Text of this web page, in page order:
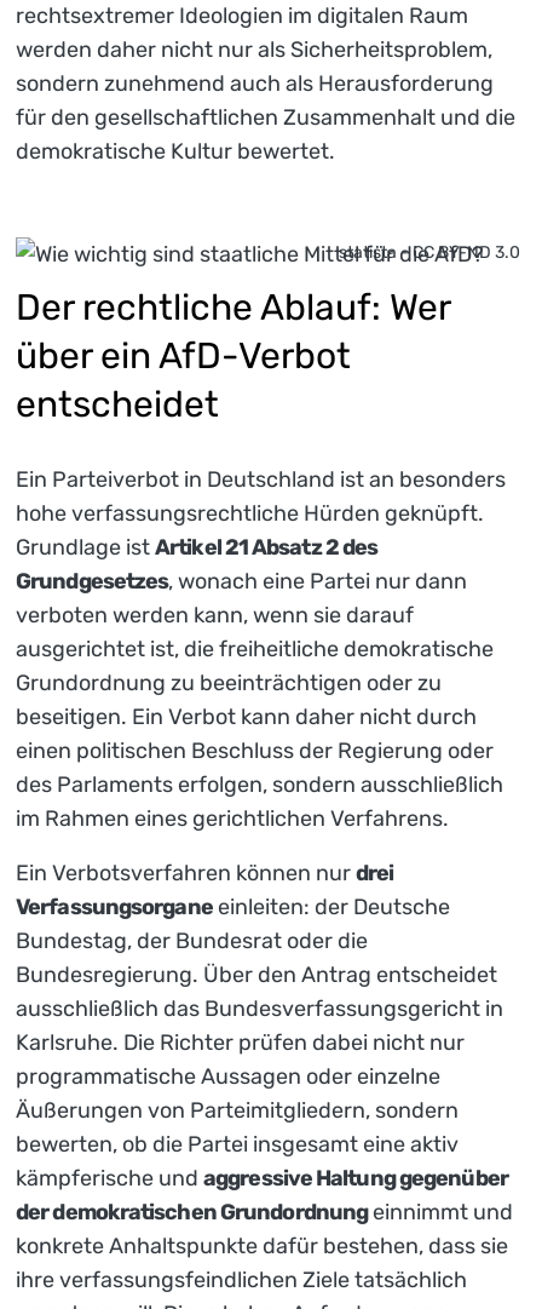
rechtsextremer Ideologien im digitalen Raum
werden daher nicht nur als Sicherheitsproblem,
sondern zunehmend auch als Herausforderung
für den gesellschaftlichen Zusammenhalt und die
demokratische Kultur bewertet.
statista - CC BY-ND 3.0
Der rechtliche Ablauf: Wer
über ein AfD-Verbot
entscheidet
Ein Parteiverbot in Deutschland ist an besonders
hohe verfassungsrechtliche Hürden geknüpft.
Grundlage istArtikel 21 Absatz 2 des
Grundgesetzes, wonach eine Partei nur dann
verboten werden kann, wenn sie darauf
ausgerichtet ist, die freiheitliche demokratische
Grundordnung zu beeinträchtigen oder zu
beseitigen. Ein Verbot kann daher nicht durch
einen politischen Beschluss der Regierung oder
des Parlaments erfolgen, sondern ausschließlich
im Rahmen eines gerichtlichen Verfahrens.
Ein Verbotsverfahren können nurdrei
Verfassungsorganeeinleiten: der Deutsche
Bundestag, der Bundesrat oder die
Bundesregierung. Über den Antrag entscheidet
ausschließlich das Bundesverfassungsgericht in
Karlsruhe. Die Richter prüfen dabei nicht nur
programmatische Aussagen oder einzelne
Äußerungen von Parteimitgliedern, sondern
bewerten, ob die Partei insgesamt eine aktiv
kämpferische und aggressive Haltung gegenüber
der demokratischen Grundordnungeinnimmt und
konkrete Anhaltspunkte dafür bestehen, dass sie
ihre verfassungsfeindlichen Ziele tatsächlich